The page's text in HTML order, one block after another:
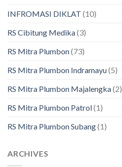
INFROMASI DIKLAT (10)
RS Cibitung Medika(3)
RS Mitra Plumbon(73)
RS Mitra Plumbon Indramayu(5)
RS Mitra Plumbon Majalengka(2)
RS Mitra Plumbon Patrol(1)
RS Mitra Plumbon Subang(1)
ARCHIVES